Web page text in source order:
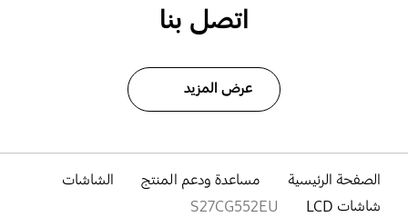
اتصل بنا
عرض المزيد
الصفحة الرئيسية مساعدة ودعم المنتج
الشاشات
شاشات LCD
S27CG552EU